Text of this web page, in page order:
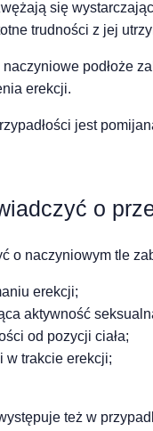
się
trudności z jej
podłoże
erekcji.
jest
o
o naczyniowym tle
erekcji;
aktywność
od pozycji ciała;
w trakcie erekcji;
też w